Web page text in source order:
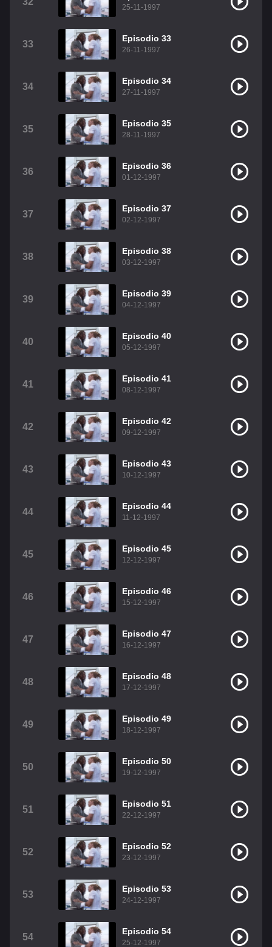
25-11-1997
33
Episodio 33
26-11-1997
34
Episodio 34
27-11-1997
35
Episodio 35
28-11-1997
36
Episodio 36
01-12-1997
37
Episodio 37
02-12-1997
38
Episodio 38
03-12-1997
39
Episodio 39
04-12-1997
40
Episodio 40
05-12-1997
41
Episodio 41
08-12-1997
42
Episodio 42
09-12-1997
43
Episodio 43
10-12-1997
44
Episodio 44
11-12-1997
45
Episodio 45
12-12-1997
46
Episodio 46
15-12-1997
47
Episodio 47
16-12-1997
48
Episodio 48
17-12-1997
49
Episodio 49
18-12-1997
50
Episodio 50
19-12-1997
51
Episodio 51
22-12-1997
52
Episodio 52
23-12-1997
53
Episodio 53
24-12-1997
54
Episodio 54
25-12-1997